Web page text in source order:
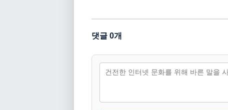
댓글 0개